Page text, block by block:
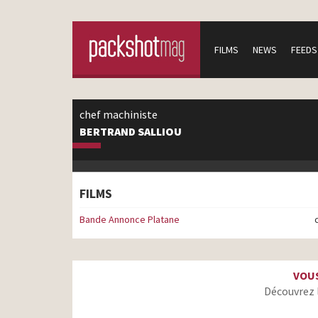
FILMS NEWS FEEDS
chef machiniste
BERTRAND SALLIOU
FILMS
Bande Annonce Platane
Découvrez